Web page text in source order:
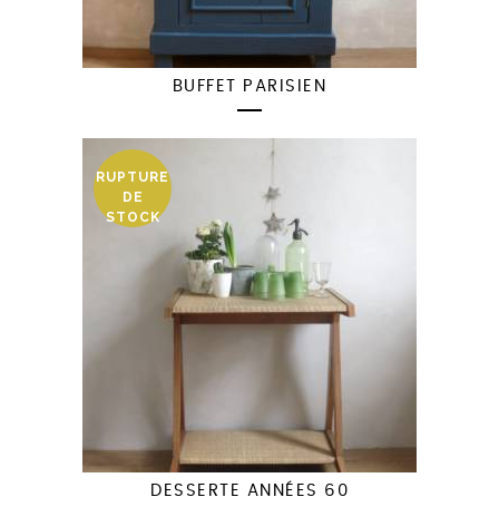
BUFFET PARISIEN
RUPTURE
DE
STOCK
DESSERTE ANNÉES 60